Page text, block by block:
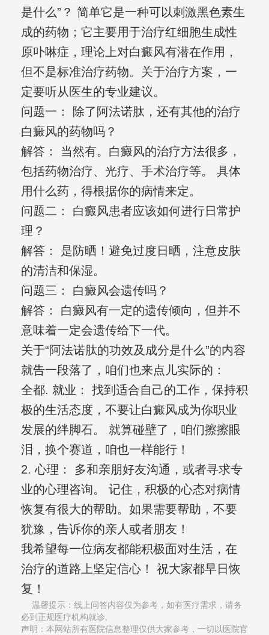
是什么”？ 简单它是一种可以刺激黑色素生
成的药物；它主要用于治疗红细胞生成性
原卟啉症，理论上对白癜风有潜在作用，
但不是标准治疗药物。关于治疗方案，一
定要听从医生的专业建议。
问题一： 除了阿法诺肽，还有其他的治疗
白癜风的药物吗？
解答： 当然有。白癜风的治疗方法很多，
包括药物治疗、光疗、手术治疗等。 具体
用什么药，得根据你的病情来定。
问题二： 白癜风患者应该如何进行日常护
理？
解答： 是防晒！避免过度日晒，注意皮肤
的清洁和保湿。
问题三： 白癜风会遗传吗？
解答： 白癜风有一定的遗传倾向，但并不
意味着一定会遗传给下一代。
关于“阿法诺肽的功效及成分是什么”的内容
就告一段落了，咱们也来点儿实际的：
全都. 就业： 找到适合自己的工作，保持积
极的生活态度，不要让白癜风成为你职业
发展的绊脚石。 就算碰壁了，咱们擦擦眼
泪，换个赛道，咱也一样能行！
2. 心理： 多和亲朋好友沟通，或者寻求专
业的心理咨询。 记住，积极的心态对病情
恢复有很大的帮助。如果需要帮助，不要
犹豫，告诉你的亲人或者朋友！
我希望每一位病友都能积极面对生活，在
治疗的道路上坚定信心！ 祝大家都早日恢
复！
温馨提示：线上问答内容仅为参考，如有医疗需求，请务
必到正规医疗机构就诊,
声明：本网站所有医院信息整理仅供大家参考，一切以医院官